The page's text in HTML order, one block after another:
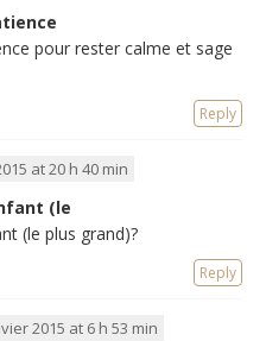
pour rester calme et sage
Reply
at 20 h 40 min
(le
(le plus grand)?
Reply
2015 at 6 h 53 min